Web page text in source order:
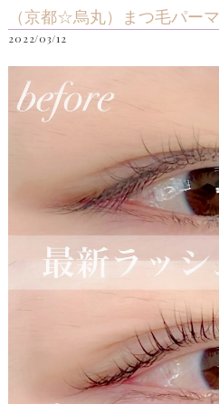
（京都☆烏丸）まつ毛パーマ
2022/03/12